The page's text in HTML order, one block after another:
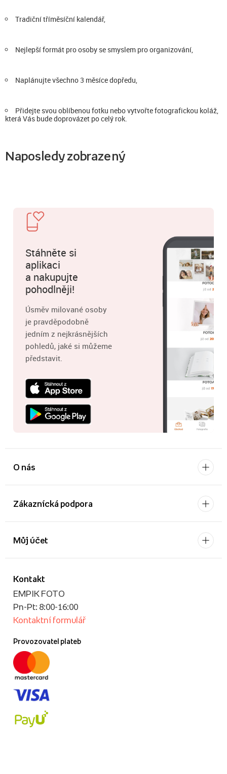
Tradiční tříměsíční kalendář,
Nejlepší formát pro osoby se smyslem pro organizování,
Naplánujte všechno 3 měsíce dopředu,
Přidejte svou oblíbenou fotku nebo vytvořte fotografickou koláž,
která Vás bude doprovázet po celý rok.
Naposledy zobrazený
Stáhněte si
aplikaci
a nakupujte
pohodlněji!
Úsměv milované osoby
je pravděpodobně
jedním z nejkrásnějších
pohledů, jaké si můžeme
představit.
O nás
Zákaznícká podpora
Kontakt
EMPIK FOTO
Pn-Pt: 8:00-16:00
Kontaktní formulář
Provozovatel plateb
Můj účet